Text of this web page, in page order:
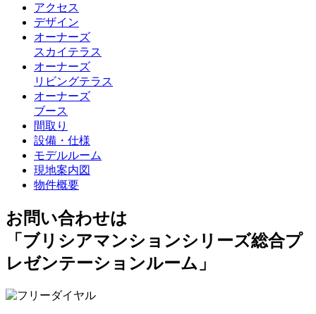
アクセス
デザイン
オーナーズ
スカイテラス
オーナーズ
リビングテラス
オーナーズ
ブース
間取り
設備・仕様
モデルルーム
現地案内図
物件概要
お問い合わせは
「ブリシアマンションシリーズ総合プ
レゼンテーションルーム」